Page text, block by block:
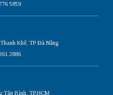
5859
Khê, TP Đà Nẵng
2886
Tân Bình, TP.HCM